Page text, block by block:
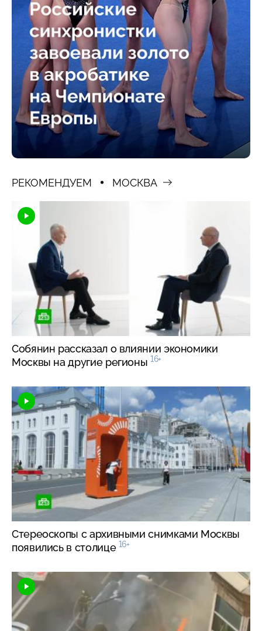
РЕКОМЕНДУЕМ МОСКВА
Собянин рассказал о влиянии экономики
Москвы на другие регионы 16+
Стереоскопы с архивными снимками Москвы
появились в столице 16+